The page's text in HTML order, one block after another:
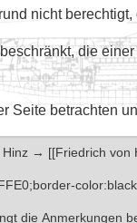
nicht
die einer
Seite betrachten